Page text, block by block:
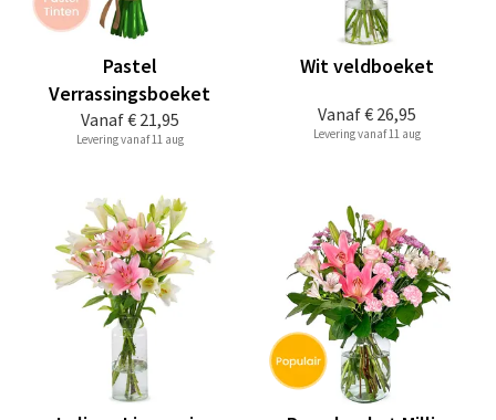
Vanaf€ 21,95
Pastel
Verrassingsboeket
Levering vanaf 11 aug
Vanaf€ 26,95
Wit veldboeket
Levering vanaf 11 aug